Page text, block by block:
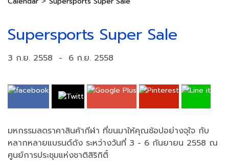
Supersports Super Sale
3 ก.ย. 2558 - 6 ก.ย. 2558
มหกรรมลดราคาสินค้ากีฬา ที่ขนมาให้คุณช้อปอย่างจุใจ กับ
หลากหลายแบรนด์ดัง ระหว่างวันที่ 3 - 6 กันยายน 2558 ณ
ศูนย์การประชุมแห่งชาติสิริกิติ์